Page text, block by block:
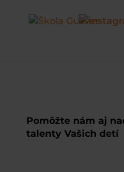
Pomôžte nám aj
talenty Vašich detí